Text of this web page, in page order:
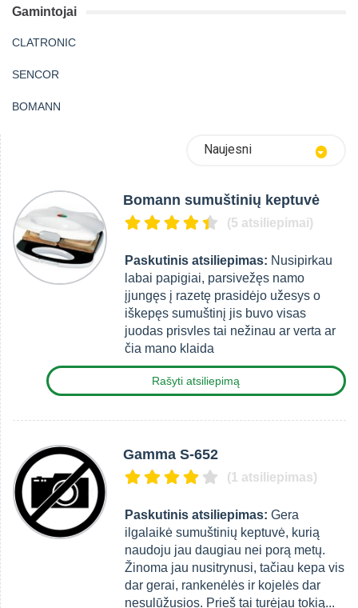
Gamintojai
CLATRONIC
SENCOR
BOMANN
Naujesni
Bomann sumuštinių keptuvė
(5 atsiliepimai)
Paskutinis atsiliepimas: Nusipirkau
labai papigiai, parsivežęs namo
įjungęs į razetę prasidėjo užesys o
iškepęs sumuštinį jis buvo visas
juodas prisvles tai nežinau ar verta ar
čia mano klaida
Rašyti atsiliepimą
Gamma S-652
(1 atsiliepimas)
Paskutinis atsiliepimas: Gera
ilgalaikė sumuštinių keptuvė, kurią
naudoju jau daugiau nei porą metų.
Žinoma jau nusitrynusi, tačiau kepa vis
dar gerai, rankenėlės ir kojelės dar
nesulūžusios. Prieš tai turėjau tokią...